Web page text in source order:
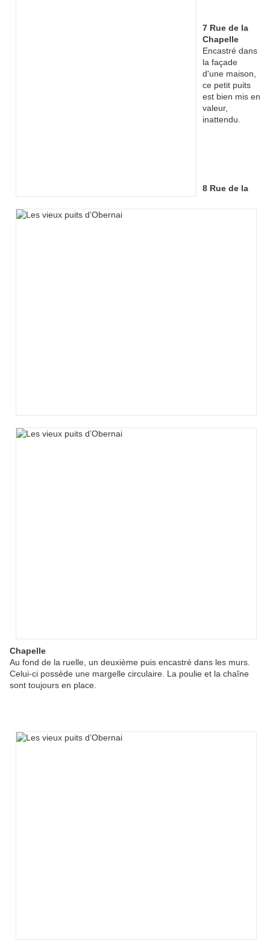
7 Rue de la
Chapelle
Encastré dans
la façade
d'une maison,
ce petit puits
est bien mis en
valeur,
inattendu.
8 Rue de la
Chapelle
Au fond de la ruelle, un deuxième puis encastré dans les murs.
Celui-ci possède une margelle circulaire. La poulie et la chaîne
sont toujours en place.